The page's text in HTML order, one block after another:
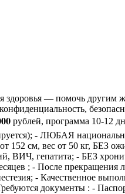
здоровья — помочь
программа 10-12
- ЛЮБАЯ
вес от 50 кг, БЕЗ
ВИЧ, гепатита; - БЕЗ
; - После прекращения
- Качественное
документы : -